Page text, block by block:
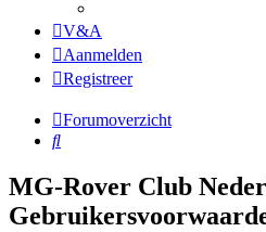
V&A
Aanmelden
Registreer
Forumoverzicht
Zoek
MG-Rover Club